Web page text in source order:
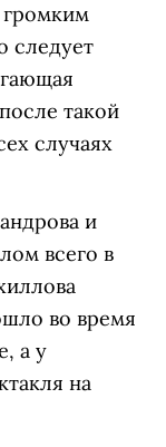
громким
следует
такой
случаях
и
всего в
во время
а у
на